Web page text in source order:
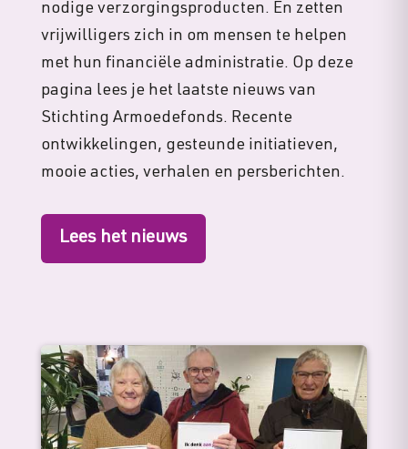
nodige verzorgingsproducten. En zetten
vrijwilligers zich in om mensen te helpen
met hun financiële administratie. Op deze
pagina lees je het laatste nieuws van
Stichting Armoedefonds. Recente
ontwikkelingen, gesteunde initiatieven,
mooie acties, verhalen en persberichten.
Lees het nieuws